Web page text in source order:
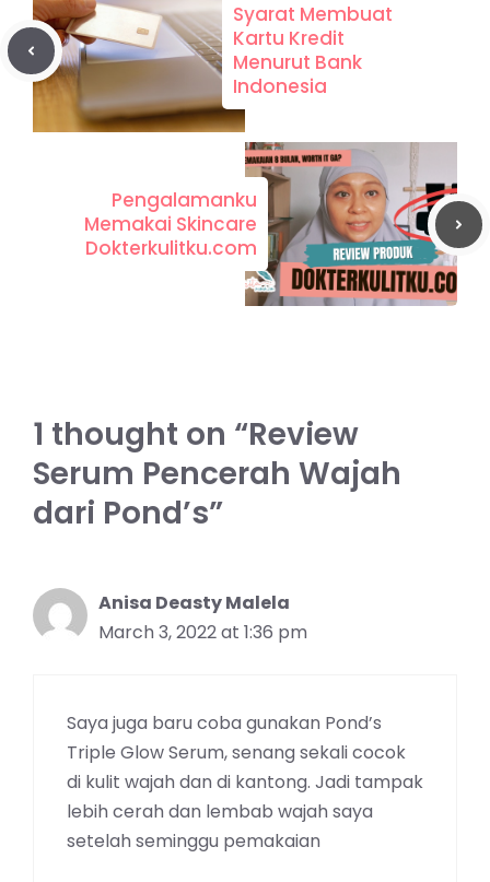
Syarat Membuat
Kartu Kredit
Menurut Bank
Indonesia
Pengalamanku
Memakai Skincare
Dokterkulitku.com
1 thought on “Review
Serum Pencerah Wajah
dari Pond’s”
Anisa Deasty Malela
March 3, 2022 at 1:36 pm
Saya juga baru coba gunakan Pond’s
Triple Glow Serum, senang sekali cocok
di kulit wajah dan di kantong. Jadi tampak
lebih cerah dan lembab wajah saya
setelah seminggu pemakaian